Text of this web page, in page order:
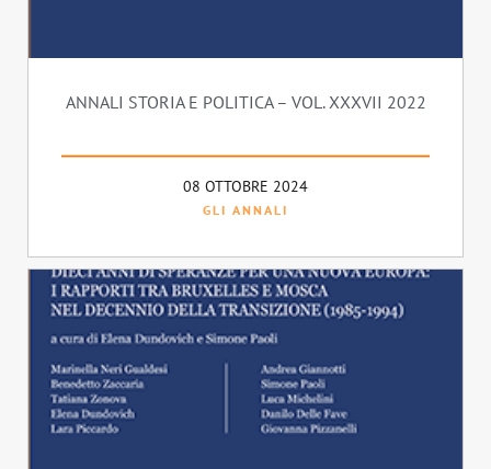
ANNALI STORIA E POLITICA – VOL. XXXVII 2022
08 OTTOBRE 2024
GLI ANNALI